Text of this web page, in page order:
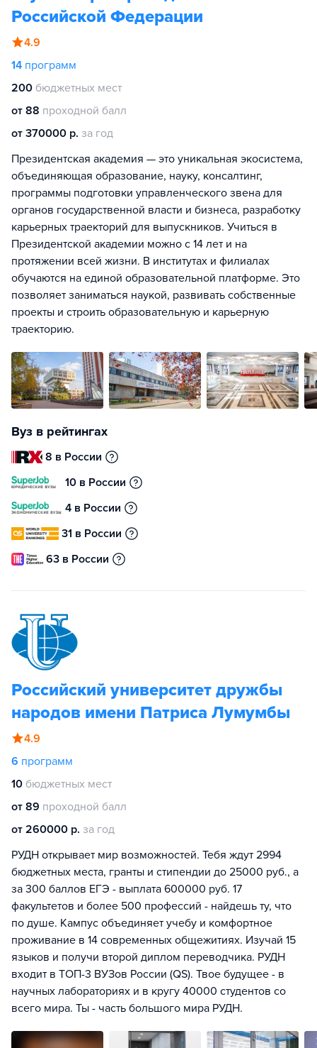
Российской Федерации
4.9
14 программ
200 бюджетных мест
от 88 проходной балл
от 370000 р. за год
Президентская академия — это уникальная экосистема,
объединяющая образование, науку, консалтинг,
программы подготовки управленческого звена для
органов государственной власти и бизнеса, разработку
карьерных траекторий для выпускников. Учиться в
Президентской академии можно с 14 лет и на
протяжении всей жизни. В институтах и филиалах
обучаются на единой образовательной платформе. Это
позволяет заниматься наукой, развивать собственные
проекты и строить образовательную и карьерную
траекторию.
Вуз в рейтингах
8 в России
10 в России
4 в России
31 в России
63 в России
Российский университет дружбы
народов имени Патриса Лумумбы
4.9
6 программ
10 бюджетных мест
от 89 проходной балл
от 260000 р. за год
РУДН открывает мир возможностей. Тебя ждут 2994
бюджетных места, гранты и стипендии до 25000 руб., а
за 300 баллов ЕГЭ - выплата 600000 руб. 17
факультетов и более 500 профессий - найдешь ту, что
по душе. Кампус объединяет учебу и комфортное
проживание в 14 современных общежитиях. Изучай 15
языков и получи второй диплом переводчика. РУДН
входит в ТОП-3 ВУЗов России (QS). Твое будущее - в
научных лабораториях и в кругу 40000 студентов со
всего мира. Ты - часть большого мира РУДН.